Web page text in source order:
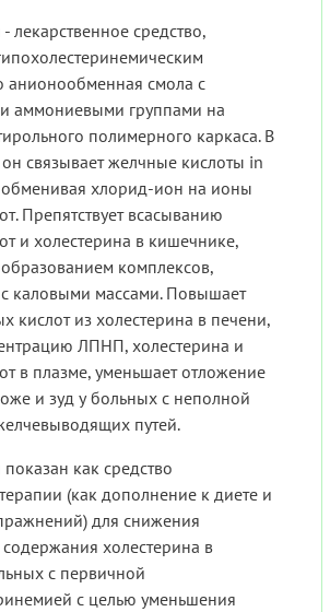
лекарственное средство,
анионообменная смола с
аммониевыми группами на
полимерного каркаса. В
связывает желчные кислоты in
хлорид-ион на ионы
Препятствует всасыванию
и холестерина в кишечнике,
комплексов,
каловыми массами. Повышает
кислот из холестерина в печени,
ЛПНП, холестерина и
в плазме, уменьшает отложение
и зуд у больных с неполной
путей.
как средство
(как дополнение к диете и
для снижения
холестерина в
с первичной
с целью уменьшения